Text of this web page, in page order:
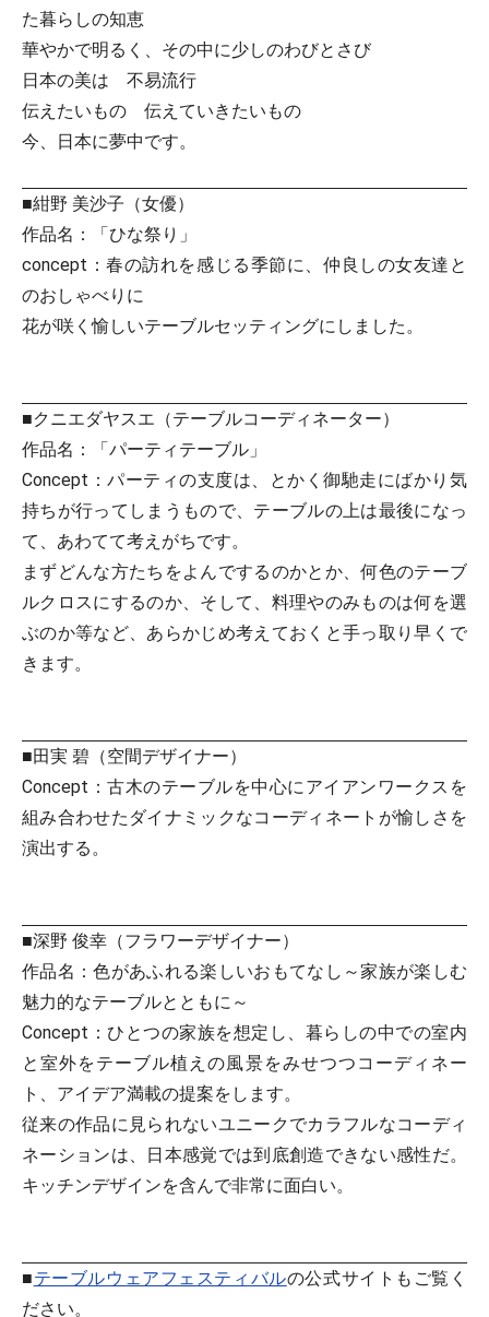
た暮らしの知恵
華やかで明るく、その中に少しのわびとさび
日本の美は 不易流行
伝えたいもの 伝えていきたいもの
今、日本に夢中です。
■紺野 美沙子（女優）
作品名：「ひな祭り」
concept：春の訪れを感じる季節に、仲良しの女友達と
のおしゃべりに
花が咲く愉しいテーブルセッティングにしました。
■クニエダヤスエ（テーブルコーディネーター）
作品名：「パーティテーブル」
Concept：パーティの支度は、とかく御馳走にばかり気
持ちが行ってしまうもので、テーブルの上は最後になっ
て、あわてて考えがちです。
まずどんな方たちをよんでするのかとか、何色のテーブ
ルクロスにするのか、そして、料理やのみものは何を選
ぶのか等など、あらかじめ考えておくと手っ取り早くで
きます。
■田実 碧（空間デザイナー）
Concept：古木のテーブルを中心にアイアンワークスを
組み合わせたダイナミックなコーディネートが愉しさを
演出する。
■深野 俊幸（フラワーデザイナー）
作品名：色があふれる楽しいおもてなし～家族が楽しむ
魅力的なテーブルとともに～
Concept：ひとつの家族を想定し、暮らしの中での室内
と室外をテーブル植えの風景をみせつつコーディネー
ト、アイデア満載の提案をします。
従来の作品に見られないユニークでカラフルなコーディ
ネーションは、日本感覚では到底創造できない感性だ。
キッチンデザインを含んで非常に面白い。
■テーブルウェアフェスティバルの公式サイトもご覧く
ださい。